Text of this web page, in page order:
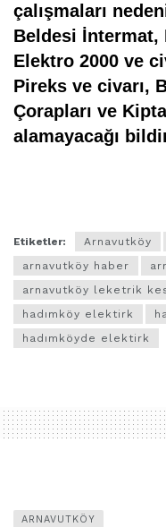
çalışmaları
Beldesi İntermat,
Elektro 2000 ve
Pireks ve civarı,
Çorapları ve
alamayacağı
Etiketler: Arnavutköy
arnavutköy haber
arnavutköy leketrik
hadımköy elektirk
hadımköyde elektirk
ARNAVUTKÖY